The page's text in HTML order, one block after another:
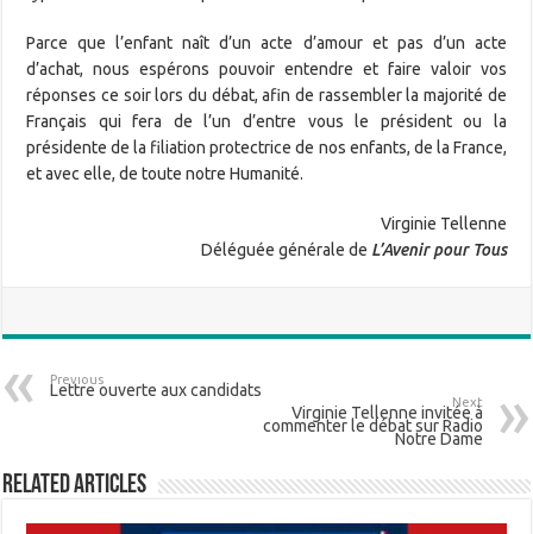
Parce que l’enfant naît d’un acte d’amour et pas d’un acte
d’achat, nous espérons pouvoir entendre et faire valoir vos
réponses ce soir lors du débat, afin de rassembler la majorité de
Français qui fera de l’un d’entre vous le président ou la
présidente de la filiation protectrice de nos enfants, de la France,
et avec elle, de toute notre Humanité.
Virginie Tellenne
Déléguée générale de L’Avenir pour Tous
Previous
Lettre ouverte aux candidats
Next
Virginie Tellenne invitée à
commenter le débat sur Radio
Notre Dame
Related Articles